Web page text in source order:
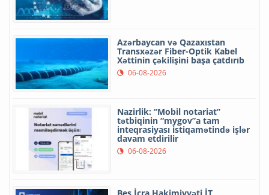
Azərbaycan və Qazaxıstan
Transxəzər Fiber-Optik Kabel
Xəttinin çəkilişini başa çatdırıb
06-08-2026
Nazirlik: “Mobil notariat”
tətbiqinin “mygov”a tam
inteqrasiyası istiqamətində işlər
davam etdirilir
06-08-2026